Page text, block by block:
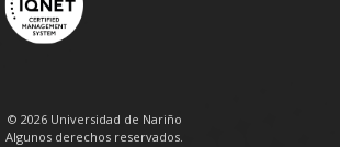
© 2026 Universidad de Nariño
Algunos derechos reservados.